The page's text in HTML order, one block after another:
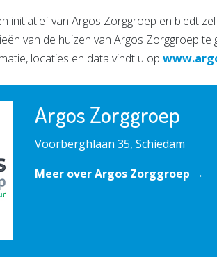
initiatief van Argos Zorggroep en biedt
van de huizen van Argos Zorggroep te
locaties en data vindt u op
Argos Zorggroep
Voorberghlaan 35, Schiedam
Meer over Argos Zorggroep →